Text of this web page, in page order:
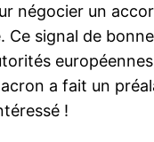
négocier un
Ce signal de
a fait un
!